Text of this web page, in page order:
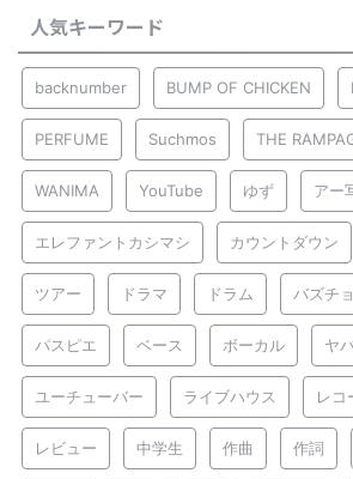
人気キーワード
backnumber BUMP OF CHICKEN
PERFUME Suchmos THE
WANIMA YouTube ゆず アー
エレファントカシマシ カウントダウン
ツアー ドラマ ドラム バズチ
パスピエ ベース ボーカル ヤ
ユーチューバー ライブハウス レコ
レビュー 中学生 作曲 作詞